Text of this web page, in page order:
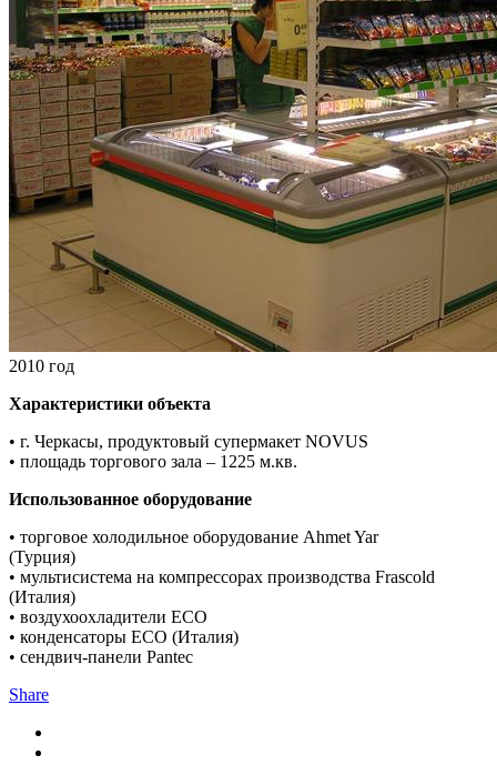
2010 год
Характеристики объекта
• г. Черкасы, продуктовый супермакет NOVUS
• площадь торгового зала – 1225 м.кв.
Использованное оборудование
• торговое холодильное оборудование Ahmet Yar
(Турция)
• мультисистема на компрессорах производства Frascold
(Италия)
• воздухоохладители ECO
• конденсаторы ЕСО (Италия)
• сендвич-панели Pantec
Share